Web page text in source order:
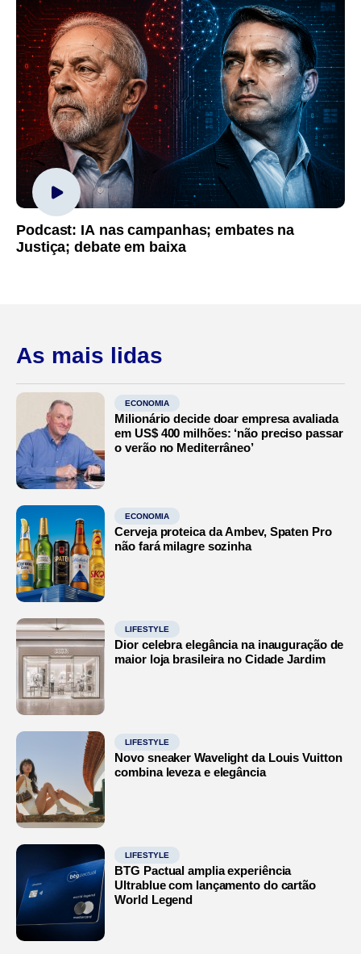
Podcast: IA nas campanhas; embates na
Justiça; debate em baixa
As mais lidas
ECONOMIA
Milionário decide doar empresa avaliada
em US$ 400 milhões: ‘não preciso passar
o verão no Mediterrâneo’
ECONOMIA
Cerveja proteica da Ambev, Spaten Pro
não fará milagre sozinha
LIFESTYLE
Dior celebra elegância na inauguração de
maior loja brasileira no Cidade Jardim
LIFESTYLE
Novo sneaker Wavelight da Louis Vuitton
combina leveza e elegância
LIFESTYLE
BTG Pactual amplia experiência
Ultrablue com lançamento do cartão
World Legend